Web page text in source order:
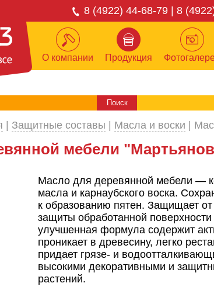
8 (4922) 44-68-79 | 8
О компании Продукция
Защитные составы Масла и воски
мебели
Масло для деревянной мебели —
масла и карнаубского воска.
к образованию пятен. Защищает
защиты обработанной
улучшенная формула содержит
проникает в древесину, легко
придает грязе- и
высокими декоративными и
растений.